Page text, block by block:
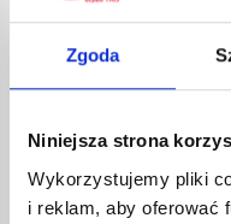
Zgoda
Niniejsza strona
Wykorzystujemy pliki
i reklam, aby oferować